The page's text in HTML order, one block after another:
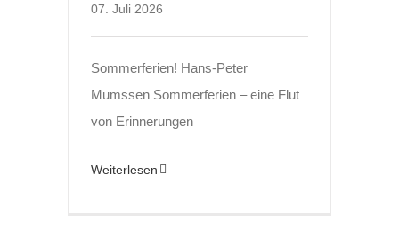
07. Juli 2026
Sommerferien! Hans-Peter
Mumssen Sommerferien – eine Flut
von Erinnerungen
Weiterlesen